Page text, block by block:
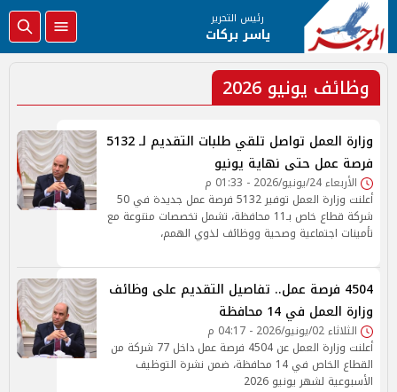
رئيس التحرير
ياسر بركات
وظائف يونيو 2026
وزارة العمل تواصل تلقي طلبات التقديم لـ 5132
فرصة عمل حتى نهاية يونيو
الأربعاء 24/يونيو/2026 - 01:33 م
أعلنت وزارة العمل توفير 5132 فرصة عمل جديدة في 50
شركة قطاع خاص بـ11 محافظة، تشمل تخصصات متنوعة مع
تأمينات اجتماعية وصحية ووظائف لذوي الهمم،
4504 فرصة عمل.. تفاصيل التقديم على وظائف
وزارة العمل في 14 محافظة
الثلاثاء 02/يونيو/2026 - 04:17 م
أعلنت وزارة العمل عن 4504 فرصة عمل داخل 77 شركة من
القطاع الخاص في 14 محافظة، ضمن نشرة التوظيف
الأسبوعية لشهر يونيو 2026